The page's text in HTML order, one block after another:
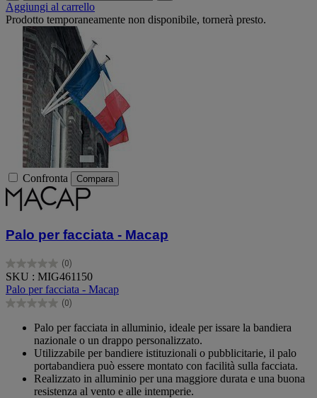
Aggiungi al carrello
Prodotto temporaneamente non disponibile, tornerà presto.
Confronta Compara
Palo per facciata - Macap
(0)
0.0
su
5
stelle.
SKU : MIG461150
Palo per facciata - Macap
(0)
0.0
Palo per facciata in alluminio, ideale per issare la bandiera
nazionale o un drappo personalizzato.
Utilizzabile per bandiere istituzionali o pubblicitarie, il palo
portabandiera può essere montato con facilità sulla facciata.
Realizzato in alluminio per una maggiore durata e una buona
resistenza al vento e alle intemperie.